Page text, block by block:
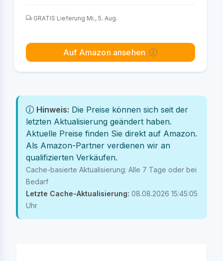
GRATIS Lieferung Mi., 5. Aug.
Auf Amazon ansehen
Hinweis: Die Preise können sich seit der
letzten Aktualisierung geändert haben.
Aktuelle Preise finden Sie direkt auf Amazon.
Als Amazon-Partner verdienen wir an
qualifizierten Verkäufen.
Cache-basierte Aktualisierung: Alle 7 Tage oder bei
Bedarf
Letzte Cache-Aktualisierung: 08.08.2026 15:45:05
Uhr